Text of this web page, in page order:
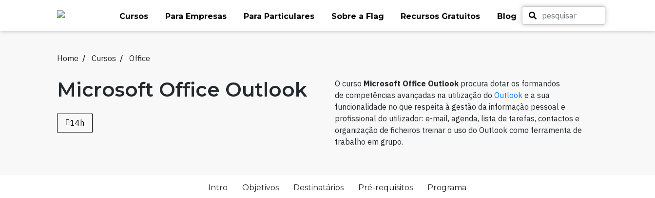
content
Cursos Para Empresas Para Particulares Sobre a Flag Recursos Gratuitos Blog
Home Cursos Office
Microsoft Office Outlook
14h
O curso Microsoft Office Outlook procura dotar os formandos
de competências avançadas na utilização do Outlook e a sua
funcionalidade no que respeita à gestão da informação pessoal e
profissional do utilizador: e-mail, agenda, lista de tarefas, contactos e
organização de ficheiros treinar o uso do Outlook como ferramenta de
trabalho em grupo.
Intro Objetivos Destinatários Pré-requisitos Programa